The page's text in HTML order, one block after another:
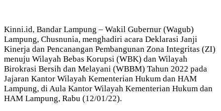
Kinni.id, Bandar Lampung – Wakil Gubernur (Wagub)
Lampung, Chusnunia, menghadiri acara Deklarasi Janji
Kinerja dan Pencanangan Pembangunan Zona Integritas (ZI)
menuju Wilayah Bebas Korupsi (WBK) dan Wilayah
Birokrasi Bersih dan Melayani (WBBM) Tahun 2022 pada
Jajaran Kantor Wilayah Kementerian Hukum dan HAM
Lampung, di Aula Kantor Wilayah Kementerian Hukum dan
HAM Lampung, Rabu (12/01/22).